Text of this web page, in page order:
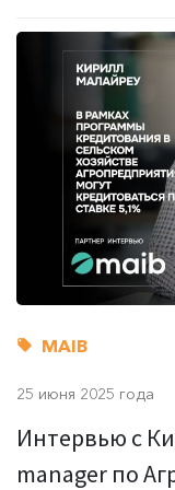
MAIB
25 июня 2025 года
Интервью с
manager по